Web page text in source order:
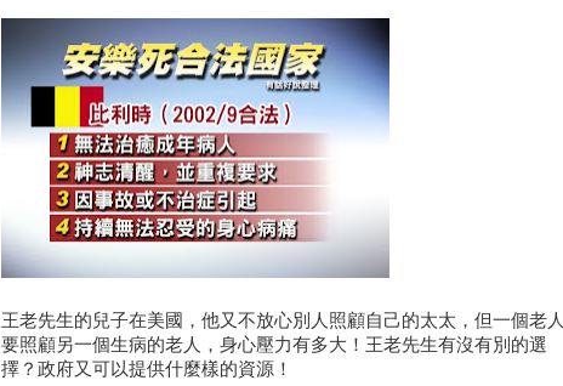
王老先生的兒子在美國，他又不放心別人照顧自己的太太，但一個老人
要照顧另一個生病的老人，身心壓力有多大！王老先生有沒有別的選
擇？政府又可以提供什麼樣的資源！